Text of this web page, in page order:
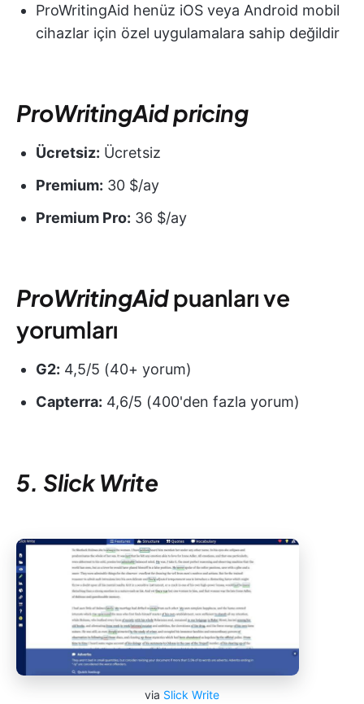
ProWritingAid henüz iOS veya Android mobil
cihazlar için özel uygulamalara sahip değildir
ProWritingAidpricing
Ücretsiz: Ücretsiz
Premium: 30 $/ay
Premium Pro: 36 $/ay
ProWritingAidpuanları ve
yorumları
G2: 4,5/5 (40+ yorum)
Capterra: 4,6/5 (400'den fazla yorum)
5. Slick Write
via Slick Write